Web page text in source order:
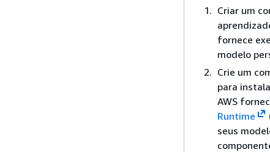
Criar um
fornece
modelo
Crie um
para
AWS
Runtime
seus